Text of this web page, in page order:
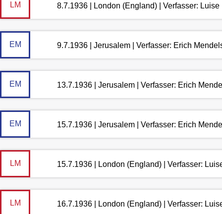
LM 8.7.1936 | London (England) | Verfasser:
EM 9.7.1936 | Jerusalem | Verfasser: Erich
EM 13.7.1936 | Jerusalem | Verfasser: Erich
EM 15.7.1936 | Jerusalem | Verfasser: Erich
LM 15.7.1936 | London (England) | Verfasser:
LM 16.7.1936 | London (England) | Verfasser: